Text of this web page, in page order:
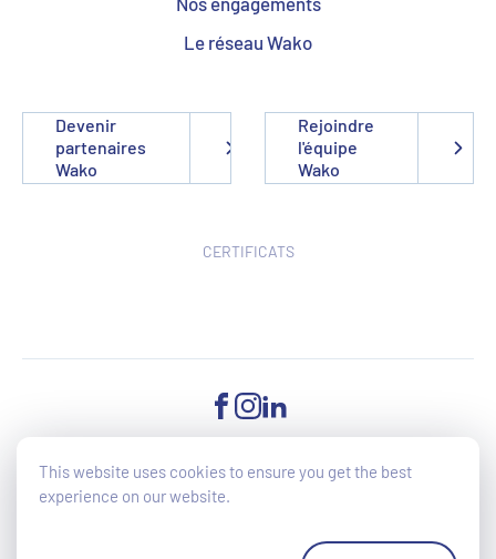
Le réseau Wako
Devenir
partenaires
Wako
Rejoindre
l'équipe
Wako
CERTIFICATS
FACEBOOK
INSTAGRAM
LINKEDIN
©2025 Wako - All Rights reserved - Accessibilité du site en cours
This website uses cookies to ensure you get the best
experience on our website.